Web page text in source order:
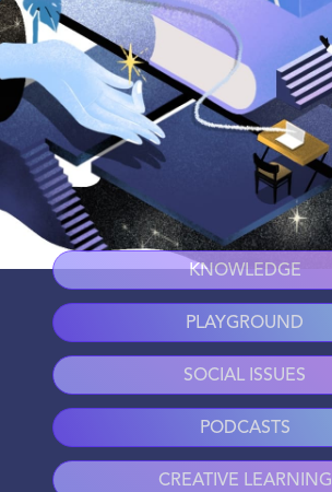
KNOWLEDGE
PLAYGROUND
SOCIAL ISSUES
PODCASTS
CREATIVE LEARNING